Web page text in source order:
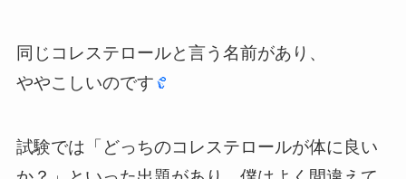
同じコレステロールと言う名前があり、
ややこしいのです
試験では「どっちのコレステロールが体に良い